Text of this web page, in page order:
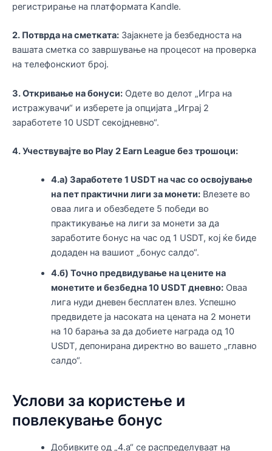
регистрирање на платформата Kandle.
2. Потврда на сметката: Зајакнете ја безбедноста на
вашата сметка со завршување на процесот на проверка
на телефонскиот број.
3. Откривање на бонуси: Одете во делот „Игра на
истражувачи“ и изберете ја опцијата „Играј 2
заработете 10 USDT секојдневно“.
4. Учествувајте во Play 2 Earn League без трошоци:
4.а) Заработете 1 USDT на час со освојување
на пет практични лиги за монети:Влезете во
оваа лига и обезбедете 5 победи во
практикување на лиги за монети за да
заработите бонус на час од 1 USDT, кој ќе биде
додаден на вашиот „бонус салдо“.
4.б) Точно предвидување на цените на
монетите и безбедна 10 USDT дневно:Оваа
лига нуди дневен бесплатен влез. Успешно
предвидете ја насоката на цената на 2 монети
на 10 барања за да добиете награда од 10
USDT, депонирана директно во вашето „главно
салдо“.
Услови за користење и
повлекување бонус
Добивките од „4.a“ се распределуваат на